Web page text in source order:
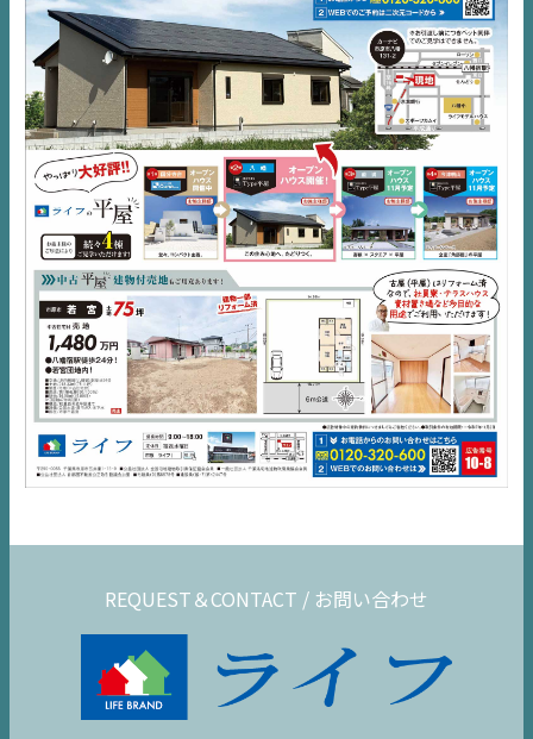
内房エリア
デジタルサイネージ
不動産一括査定
コラム
REQUEST＆CONTACT / お問い合わせ